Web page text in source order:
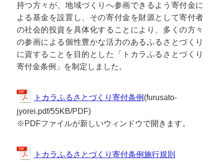
持つ方々が、地域づくりへ参画できるよう寄付金に
よる基金を設置し、その寄付金を財源として寄付者
の社会的投資を具体化することにより、多くの方々
の参画による個性豊かな活力のあるふるさとづくり
に資することを目的とした「トカラふるさとづくり
寄付金条例」を制定しました。
トカラふるさとづくり寄付条例 (furusato-
jyorei.pdf/55KB/PDF)
※PDFファイルが新しいウィンドウで開きます。
トカラふるさとづくり寄付条例施行規則